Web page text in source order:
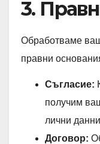
3.
Обработваме
правни
Съгласие:
получим
лични
Договор: